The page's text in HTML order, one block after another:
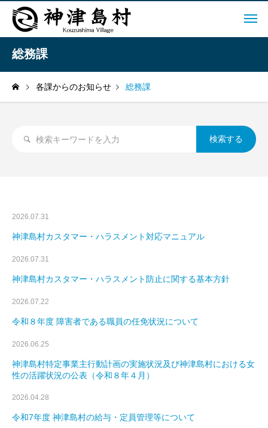
総務課
各課からのお知らせ 総務課
2026.07.31
神津島村カスタマー・ハラスメント対応マニュアル
2026.07.31
神津島村カスタマー・ハラスメント防止に関する基本方針
2026.07.22
令和８年度 障害者である職員の任免状況について
2026.06.25
神津島村特定事業主行動計画の実施状況及び神津島村における女
性の活躍状況の公表（令和８年４月）
2026.04.28
令和7年度 神津島村の給与・定員管理等について